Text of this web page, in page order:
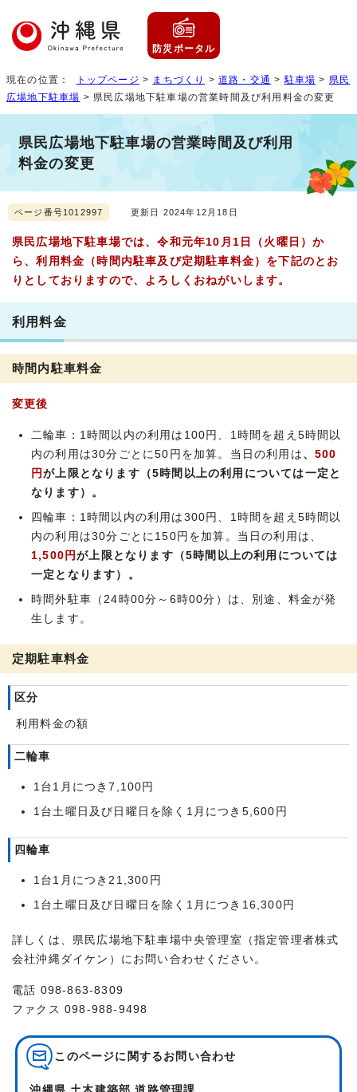
防災ポータル
現在の位置： トップページ > まちづくり >道路・交通 >駐車場 > 県民
広場地下駐車場 > 県民広場地下駐車場の営業時間及び利用料金の変更
県民広場地下駐車場の営業時間及び利用
料金の変更
ページ番号1012997 更新日 2024年12月18日
県民広場地下駐車場では、令和元年10月1日（火曜日）か
ら、利用料金（時間内駐車及び定期駐車料金）を下記のとお
りとしておりますので、よろしくおねがいします。
利用料金
時間内駐車料金
変更後
二輪車：1時間以内の利用は100円、1時間を超え5時間以
内の利用は30分ごとに50円を加算。当日の利用は 、500
円が上限となります（5時間以上の利用については一定と
なります）。
四輪車：1時間以内の利用は300円、1時間を超え5時間以
内の利用は30分ごとに150円を加算。当日の利用は、
1,500円が上限となります（5時間以上の利用については
一定となります）。
時間外駐車（24時00分～6時00分）は、別途、料金が発
生します。
定期駐車料金
区分
利用料金の額
二輪車
1台1月につき7,100円
1台土曜日及び日曜日を除く1月につき5,600円
四輪車
1台1月につき21,300円
1台土曜日及び日曜日を除く1月につき16,300円
詳しくは、県民広場地下駐車場中央管理室（指定管理者株式
会社沖縄ダイケン）にお問い合わせください。
電話 098-863-8309
ファクス 098-988-9498
このページに関する お問い合わせ